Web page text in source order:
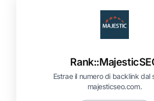
Rank::
Estrae il numero di backlink dal
majesticseo.com.